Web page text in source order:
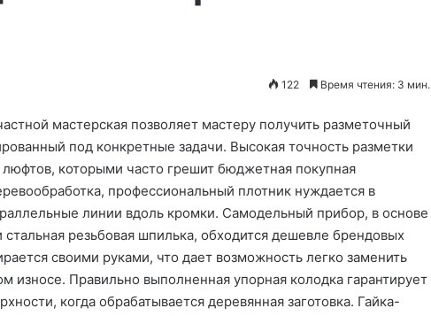
122 Время чтения: 3 мин.
мастерская позволяет мастеру получить разметочный
под конкретные задачи. Высокая точность разметки
люфтов, которыми часто грешит бюджетная покупная
профессиональный плотник нуждается в
линии вдоль кромки. Самодельный прибор, в основе
резьбовая шпилька, обходится дешевле брендовых
своими руками, что дает возможность легко заменить
износе. Правильно выполненная упорная колодка гарантирует
когда обрабатывается деревянная заготовка. Гайка-
функция